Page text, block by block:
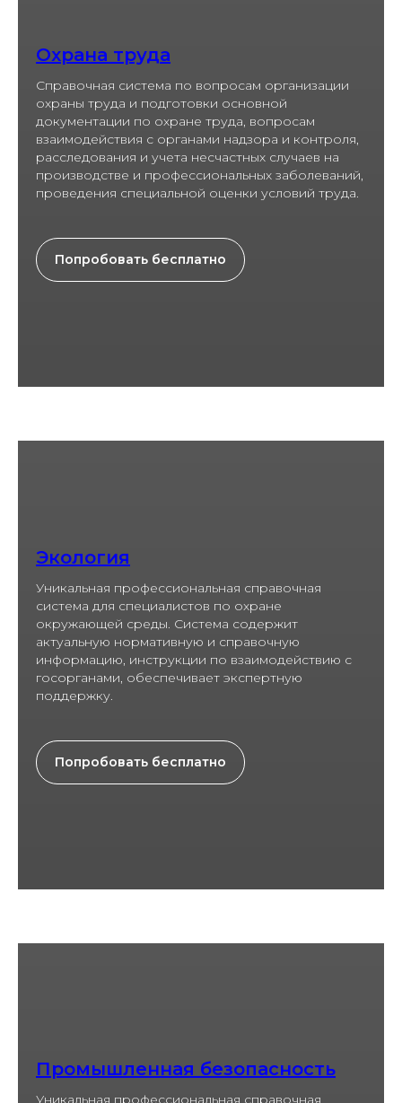
Охрана труда
Справочная система по вопросам организации
охраны труда и подготовки основной
документации по охране труда, вопросам
взаимодействия с органами надзора и контроля,
расследования и учета несчастных случаев на
производстве и профессиональных заболеваний,
проведения специальной оценки условий труда.
Попробовать бесплатно
Экология
Уникальная профессиональная справочная
система для специалистов по охране
окружающей среды. Система содержит
актуальную нормативную и справочную
информацию, инструкции по взаимодействию с
госорганами, обеспечивает экспертную
поддержку.
Попробовать бесплатно
Промышленная безопасность
Уникальная профессиональная справочная